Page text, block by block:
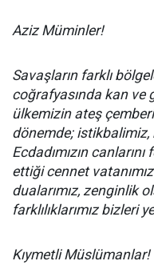
Aziz Müminler!
Savaşların farklı
coğrafyasında kan ve
ülkemizin ateş
dönemde; istikbalimiz,
Ecdadımızın
ettiği cennet
dualarımız, zenginlik
farklılıklarımız bizleri
Kıymetli Müslümanlar!